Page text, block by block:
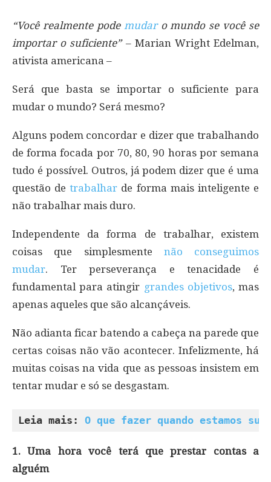
“Você realmente podemudaro mundo se você se
importar o suficiente”– Marian Wright Edelman,
ativista americana –
Será que basta se importar o suficiente para
mudar o mundo? Será mesmo?
Alguns podem concordar e dizer que trabalhando
de forma focada por 70, 80, 90 horas por semana
tudo é possível. Outros, já podem dizer que é uma
questão detrabalhar de forma mais inteligente e
não trabalhar mais duro.
Independente da forma de trabalhar, existem
coisas que simplesmente não conseguimos
mudar. Ter perseverança e tenacidade é
fundamental para atingir grandes objetivos, mas
apenas aqueles que são alcançáveis.
Não adianta ficar batendo a cabeça na parede que
certas coisas não vão acontecer. Infelizmente, há
muitas coisas na vida que as pessoas insistem em
tentar mudar e só se desgastam.
Leia mais: O que fazer quando estamos
1. Uma hora você terá que prestar contas a
alguém